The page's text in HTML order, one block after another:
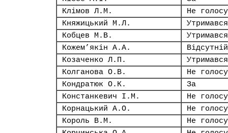
Клімов Л.М.
Не
Княжицький М.Л.
Утримався
Кобцев М.В.
Утримався
Кожем’якін А.А.
Відсутній
Козаченко Л.П.
Утримався
Колганова О.В.
Не
Кондратюк О.К.
За
Констанкевич І.М.
Не
Корнацький А.О.
Не
Король В.М.
Не